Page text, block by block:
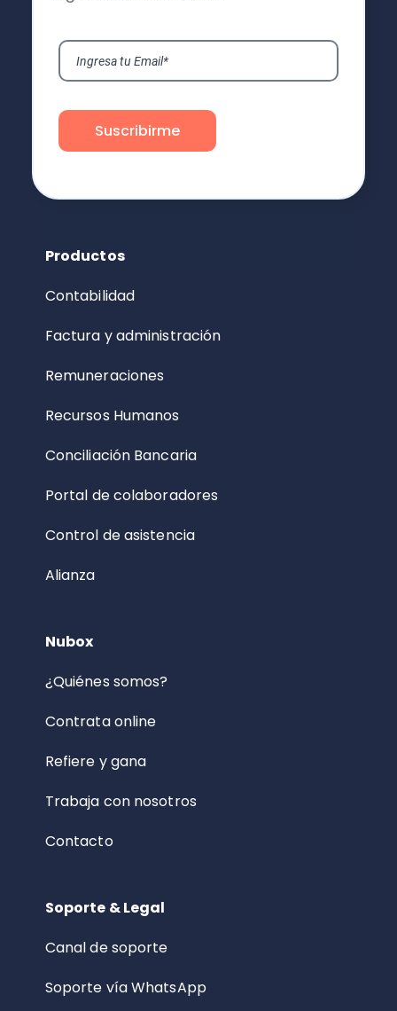
Productos
Contabilidad
Factura y administración
Remuneraciones
Recursos Humanos
Conciliación Bancaria
Portal de colaboradores
Control de asistencia
Alianza
Nubox
¿Quiénes somos?
Contrata online
Refiere y gana
Trabaja con nosotros
Contacto
Soporte & Legal
Canal de soporte
Soporte vía WhatsApp